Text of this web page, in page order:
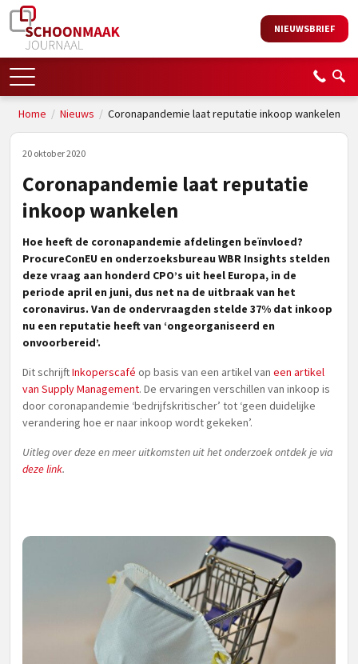
NIEUWSBRIEF
Home / Nieuws / Coronapandemie laat reputatie inkoop wankelen
20 oktober 2020
Coronapandemie laat reputatie
inkoop wankelen
Hoe heeft de coronapandemie afdelingen beïnvloed?
ProcureConEU en onderzoeksbureau WBR Insights stelden
deze vraag aan honderd CPO’s uit heel Europa, in de
periode april en juni, dus net na de uitbraak van het
coronavirus. Van de ondervraagden stelde 37% dat inkoop
nu een reputatie heeft van ‘ongeorganiseerd en
onvoorbereid’.
Dit schrijftInkoperscafé op basis van een artikel van een artikel
van Supply Management. De ervaringen verschillen van inkoop is
door coronapandemie ‘bedrijfskritischer’ tot ‘geen duidelijke
verandering hoe er naar inkoop wordt gekeken’.
Uitleg over deze en meer uitkomsten uit het onderzoek ontdek je via
deze link.